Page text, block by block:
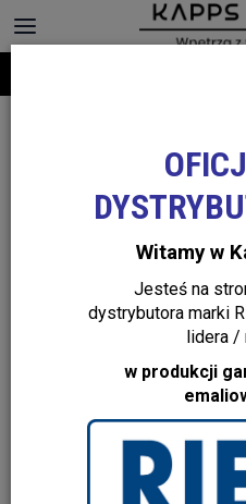
Witamy w
Jesteś na
dystrybutora marki
lidera
w produkcji